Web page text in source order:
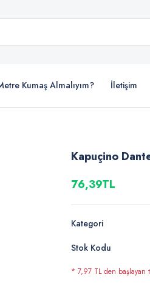
Kumaş Almalıyım? İletişim
Kapuçino
76,39TL
Kategori
Stok Kodu
* 7,97 TL den başlayan